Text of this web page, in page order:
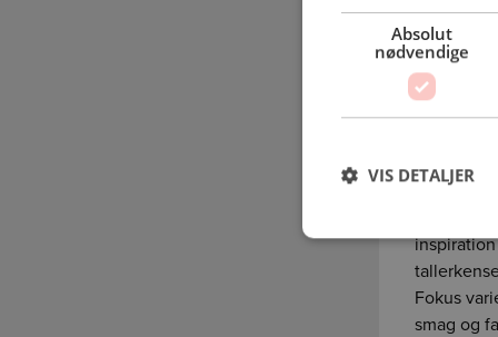
Oplev
Det
udvalgte
Fokus
smag og
Absolut
nødvendige
VIS DETALJER